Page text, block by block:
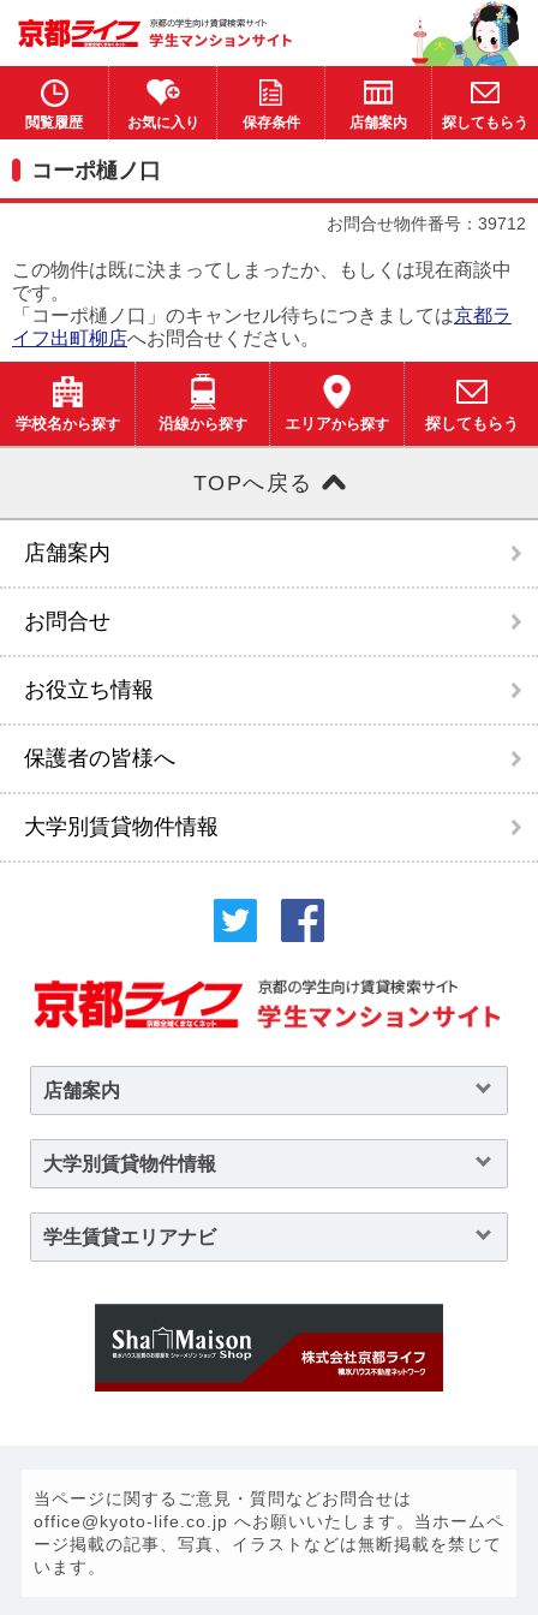
閲覧履歴 お気に入り 保存条件 店舗案内 探してもらう
コーポ樋ノ口
お問合せ物件番号：39712
この物件は既に決まってしまったか、もしくは現在商談中
です。
「コーポ樋ノ口」のキャンセル待ちにつきましては京都ラ
イフ出町柳店へお問合せください。
学校名から探す 沿線から探す エリアから探す 探してもらう
TOPへ戻る
店舗案内
お問合せ
お役立ち情報
保護者の皆様へ
大学別賃貸物件情報
店舗案内
大学別賃貸物件情報
学生賃貸エリアナビ
当ページに関するご意見・質問などお問合せは
office@kyoto-life.co.jp へお願いいたします。当ホームペ
ージ掲載の記事、写真、イラストなどは無断掲載を禁じて
います。